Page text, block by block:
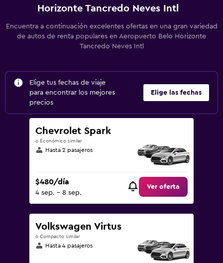
Horizonte Tancredo Neves Intl
Encuentra a continuación excelentes ofertas en una gran variedad
de autos de renta populares en Aeropuerto Belo Horizonte
Tancredo Neves Intl
Elige tus fechas de viaje
para encontrar los mejores
precios
Elige las fechas
Chevrolet Spark
o Económico similar
Hasta 2 pasajeros
$480/día
4 sep. - 8 sep.
Ver oferta
Volkswagen Virtus
o Compacto similar
Hasta 4 pasajeros